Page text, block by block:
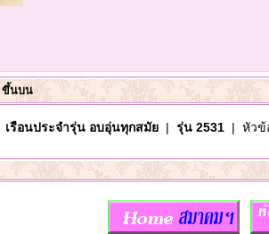
ขึ้นบน
เรือนประจำรุ่น อบอุ่นทุกสมัย| รุ่น 2531| หัวข้